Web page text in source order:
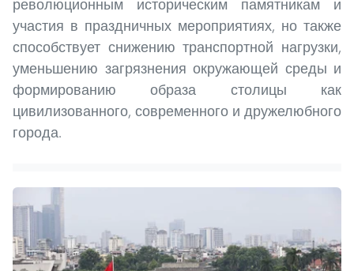
революционным историческим памятникам и
участия в праздничных мероприятиях, но также
способствует снижению транспортной нагрузки,
уменьшению загрязнения окружающей среды и
формированию образа столицы как
цивилизованного, современного и дружелюбного
города.